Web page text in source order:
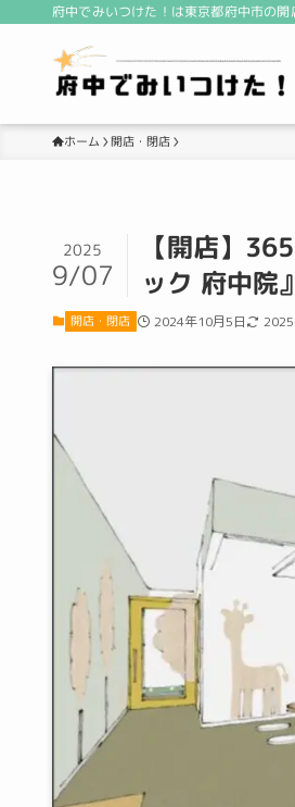
府中でみいつけた！は東京都府中市の
ホーム 開店・閉店
【開店】
ック 府中院
2025
9/07
開店・閉店 2024年10月5日